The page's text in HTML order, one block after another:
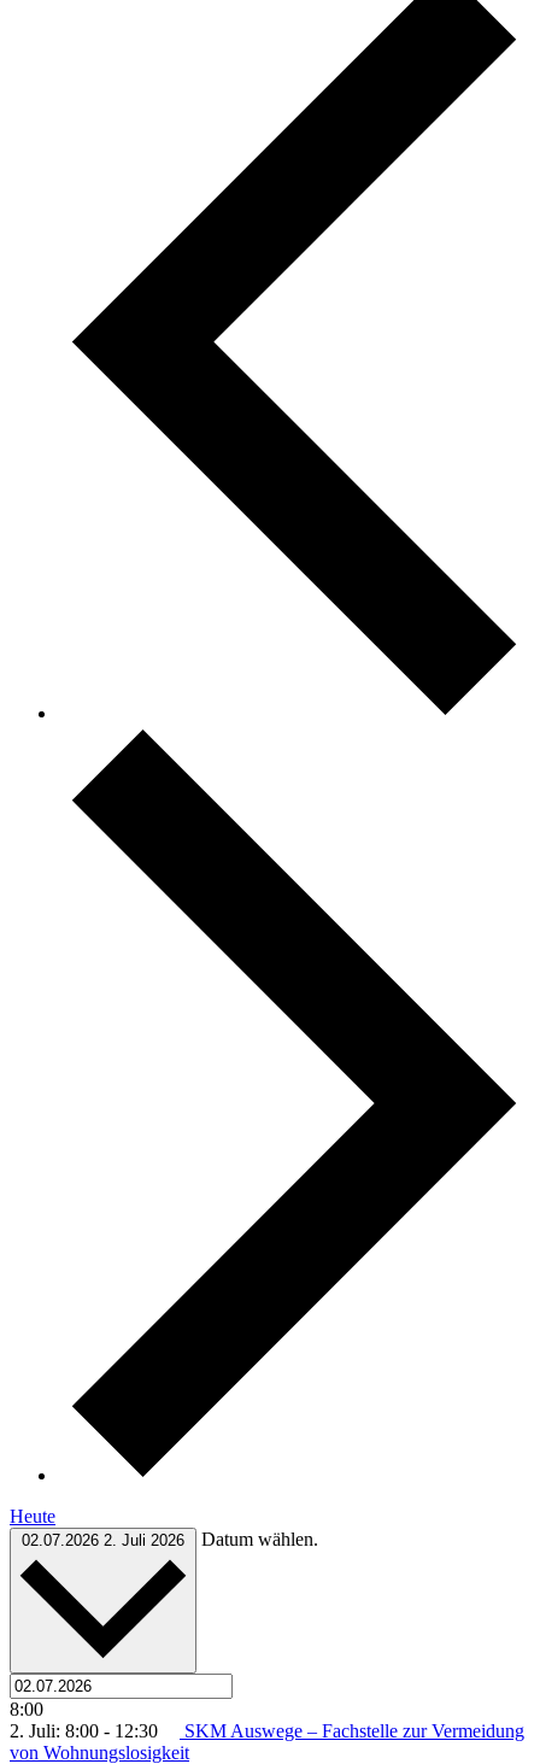
Heute
02.07.2026 2. Juli 2026 Datum wählen.
8:00
2. Juli: 8:00 - 12:30
SKM Auswege – Fachstelle zur Vermeidung
von Wohnungslosigkeit